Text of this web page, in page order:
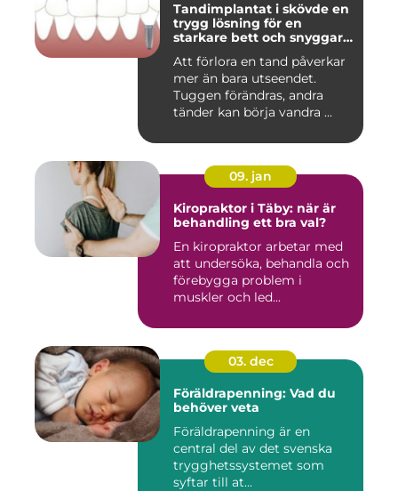
Tandimplantat i skövde en
trygg lösning för en
starkare bett och snyggare
Att förlora en tand påverkar
mer än bara utseendet.
Tuggen förändras, andra
tänder kan börja vandra ...
09. jan
Kiropraktor i Täby: när är
behandling ett bra val?
En kiropraktor arbetar med
att undersöka, behandla och
förebygga problem i
muskler och led...
03. dec
Föräldrapenning: Vad du
behöver veta
Föräldrapenning är en
central del av det svenska
trygghetssystemet som
syftar till at...